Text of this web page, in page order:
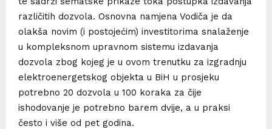
različitih dozvola. Osnovna namjena Vodiča je da
olakša novim (i postojećim) investitorima snalaženje
u kompleksnom upravnom sistemu izdavanja
dozvola zbog kojeg je u ovom trenutku za izgradnju
elektroenergetskog objekta u BiH u prosjeku
potrebno 20 dozvola u 100 koraka za čije
ishodovanje je potrebno barem dvije, a u praksi
često i više od pet godina.